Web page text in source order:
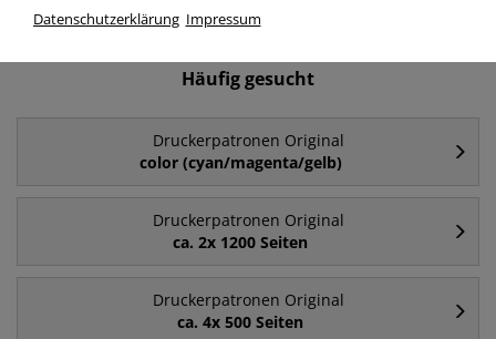
Häufig gesucht
Druckerpatronen Original
color (cyan/magenta/gelb)
Druckerpatronen Original
ca. 2x 1200 Seiten
Druckerpatronen Original
ca. 4x 500 Seiten
Datenschutzerklärung Impressum